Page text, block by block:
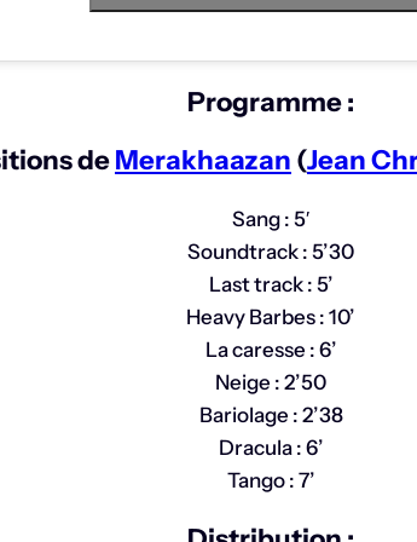
Programme :
deMerakhaazan (Jean
Sang : 5′
Soundtrack : 5’30
Last track : 5’
Heavy Barbes : 10’
La caresse : 6’
Neige : 2’50
Bariolage : 2’38
Dracula : 6’
Tango : 7’